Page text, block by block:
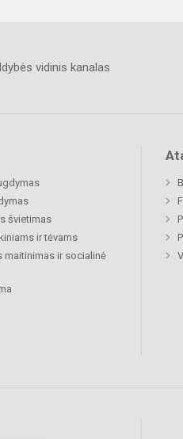
vidinis kanalas
švietimas
ir tėvams
maitinimas ir socialinė